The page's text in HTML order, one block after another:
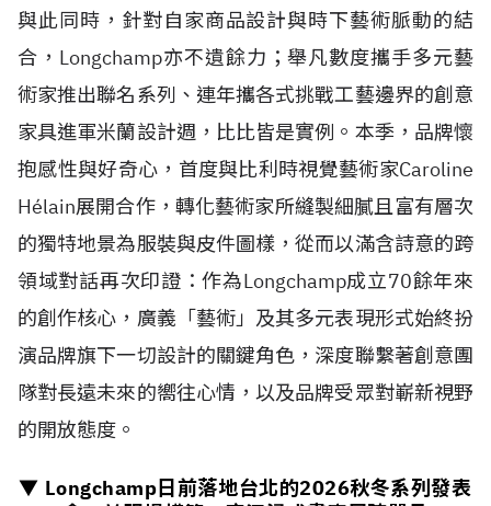
與此同時，針對自家商品設計與時下藝術脈動的結
合，Longchamp亦不遺餘力；舉凡數度攜手多元藝
術家推出聯名系列、連年攜各式挑戰工藝邊界的創意
家具進軍米蘭設計週，比比皆是實例。本季，品牌懷
抱感性與好奇心，首度與比利時視覺藝術家Caroline
Hélain展開合作，轉化藝術家所縫製細膩且富有層次
的獨特地景為服裝與皮件圖樣，從而以滿含詩意的跨
領域對話再次印證：作為Longchamp成立70餘年來
的創作核心，廣義「藝術」及其多元表現形式始終扮
演品牌旗下一切設計的關鍵角色，深度聯繫著創意團
隊對長遠未來的嚮往心情，以及品牌受眾對嶄新視野
的開放態度。
▼ Longchamp日前落地台北的2026秋冬系列發表